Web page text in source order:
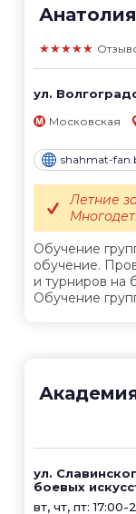
★★★★★
ул.
Московская
shahmat-
Обучение
обучение.
и турниров на
Обучение
Летние
ул.
боевых
вт, чт, пт: 17:00-